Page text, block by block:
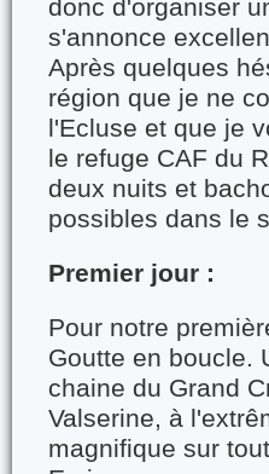
donc d'organiser
s'annonce
Après quelques
région que je ne
l'Ecluse et que je
le refuge CAF du
deux nuits et
possibles dans le
Premier jour :
Pour notre
Goutte en boucle.
chaine du Grand
Valserine, à
magnifique sur